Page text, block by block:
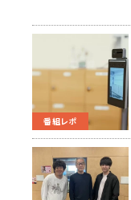
番組レポ